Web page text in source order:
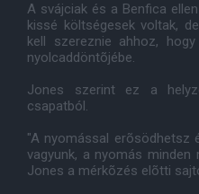
A svájciak és a Benfica
kissé költségesek voltak,
kell szereznie ahhoz,
nyolcaddöntõjébe.
Jones szerint ez a
csapatból.
"A nyomással erõsödhetsz
vagyunk, a nyomás
Jones a mérkõzés elõtti